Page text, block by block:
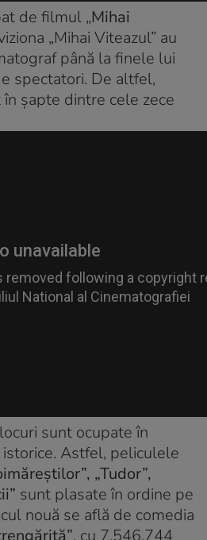
de filmul „Mihai
„Mihai Viteazul” au
până la finele lui
spectatori. De altfel,
şapte dintre cele zece
sunt ocupate în
Astfel, peliculele
„Tudor”,
sunt plasate în ordine pe
nouă se află de comedia
, cu 7.546.744